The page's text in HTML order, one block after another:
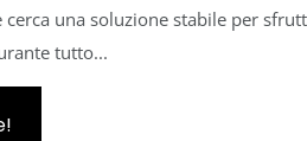
cerca una soluzione stabile per
tutto...